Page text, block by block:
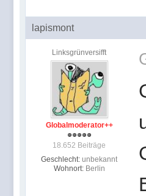
lapismont
Linksgrünversifft
Globalmoderator++
18.652 Beiträge
Geschlecht: unbekannt
Wohnort: Berlin